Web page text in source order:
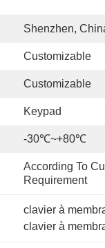
Shenzhen,
Customizable
Customizable
Keypad
-30℃~+80℃
According To
Requirement
clavier à
clavier à